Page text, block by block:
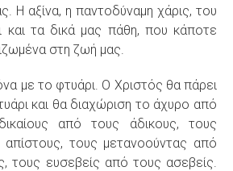
Η αξίνα, η παντοδύναμη χάρις, του
και τα δικά μας πάθη, που κάποτε
στη ζωή μας.
με το φτυάρι. Ο Χριστός θα πάρει
και θα διαχώριση το άχυρο από
από τους άδικους, τους
τους μετανοούντας από
τους ευσεβείς από τους ασεβείς.